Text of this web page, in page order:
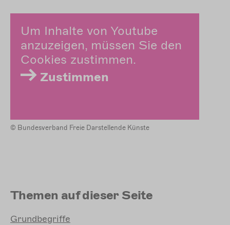
Um Inhalte von Youtube
anzuzeigen, müssen Sie den
Cookies zustimmen.
Zustimmen
© Bundesverband Freie Darstellende Künste
Themen auf dieser Seite
Grundbegriffe